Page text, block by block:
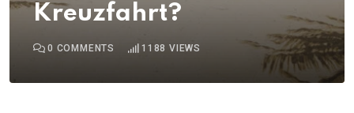
Kreuzfahrt?
0 COMMENTS 1188 VIEWS